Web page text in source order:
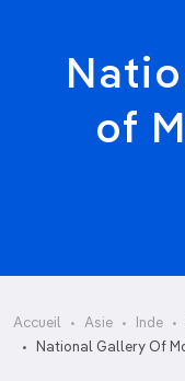
of
Accueil Asie Inde
National Gallery Of